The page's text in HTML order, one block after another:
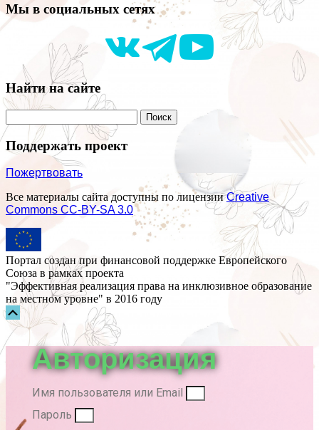
Мы в социальных сетях
Найти на сайте
Поддержать проект
Пожертвовать
Все материалы сайта доступны по лицензииCreative
Commons СС-BY-SA 3.0
Портал создан при финансовой поддержке Европейского
Союза в рамках проекта
"Эффективная реализация права на инклюзивное образование
на местном уровне" в 2016 году
Прокрутка
вверх
Авторизация
Имя пользователя или Email
Пароль